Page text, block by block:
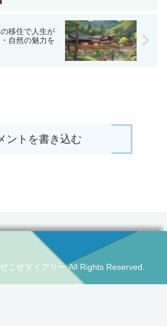
移住で人生が
自然の魅力を
ントを書き込む
こぜダイアリー All Rights Reserved.